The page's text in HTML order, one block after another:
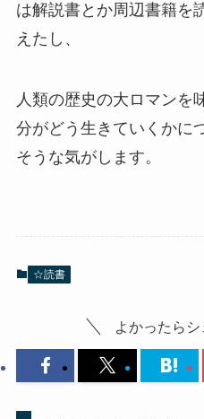
は解説書とか周辺書籍を
えたし、
人類の歴史の大ロマンを
分がどう生きていくかに
そうな気がします。
☆読書
よかったらシ